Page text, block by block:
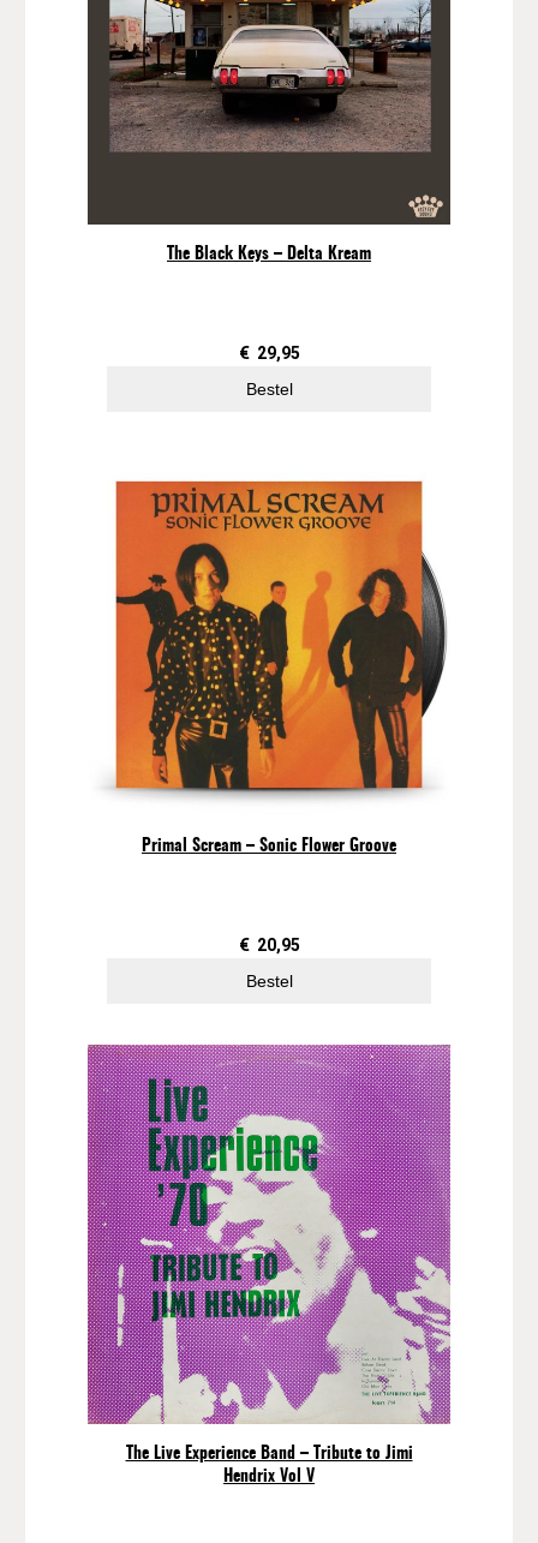
The Black Keys – Delta Kream
€ 29,95
Bestel
Primal Scream – Sonic Flower Groove
€ 20,95
Bestel
The Live Experience Band – Tribute to Jimi
Hendrix Vol V